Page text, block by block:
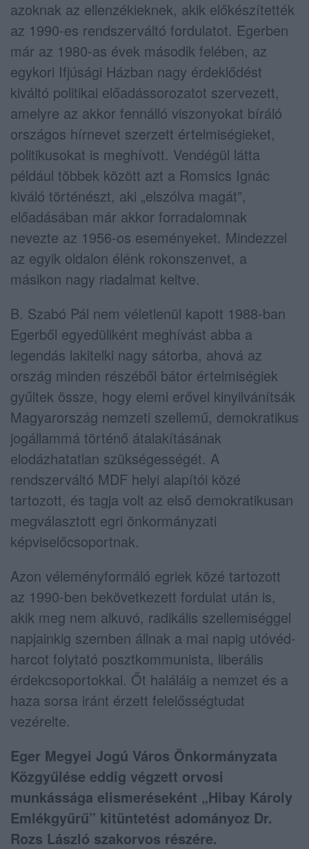
azoknak az ellenzékieknek, akik előkészítették
az 1990-es rendszerváltó fordulatot. Egerben
már az 1980-as évek második felében, az
egykori Ifjúsági Házban nagy érdeklődést
kiváltó politikai előadássorozatot szervezett,
amelyre az akkor fennálló viszonyokat bíráló
országos hírnevet szerzett értelmiségieket,
politikusokat is meghívott. Vendégül látta
például többek között azt a Romsics Ignác
kiváló történészt, aki „elszólva magát”,
előadásában már akkor forradalomnak
nevezte az 1956-os eseményeket. Mindezzel
az egyik oldalon élénk rokonszenvet, a
másikon nagy riadalmat keltve.
B. Szabó Pál nem véletlenül kapott 1988-ban
Egerből egyedüliként meghívást abba a
legendás lakitelki nagy sátorba, ahová az
ország minden részéből bátor értelmiségiek
gyűltek össze, hogy elemi erővel kinyilvánítsák
Magyarország nemzeti szellemű, demokratikus
jogállammá történő átalakításának
elodázhatatlan szükségességét. A
rendszerváltó MDF helyi alapítói közé
tartozott, és tagja volt az első demokratikusan
megválasztott egri önkormányzati
képviselőcsoportnak.
Azon véleményformáló egriek közé tartozott
az 1990-ben bekövetkezett fordulat után is,
akik meg nem alkuvó, radikális szellemiséggel
napjainkig szemben állnak a mai napig utóvéd-
harcot folytató posztkommunista, liberális
érdekcsoportokkal. Őt haláláig a nemzet és a
haza sorsa iránt érzett felelősségtudat
vezérelte.
Eger Megyei Jogú Város Önkormányzata
Közgyűlése eddig végzett orvosi
munkássága elismeréseként „Hibay Károly
Emlékgyűrű” kitüntetést adományoz Dr.
Rozs László szakorvos részére.